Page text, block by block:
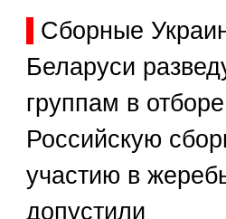
Сборные
Беларуси
группам в
Российскую
участию в
допустили